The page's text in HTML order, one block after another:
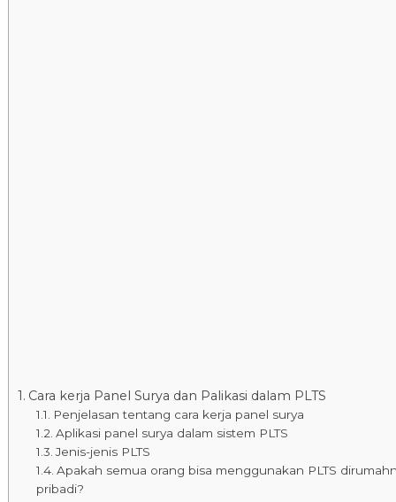
Cara kerja Panel Surya dan Palikasi dalam PLTS
Penjelasan tentang cara kerja panel surya
Aplikasi panel surya dalam sistem PLTS
Jenis-jenis PLTS
Apakah semua orang bisa menggunakan PLTS
pribadi?